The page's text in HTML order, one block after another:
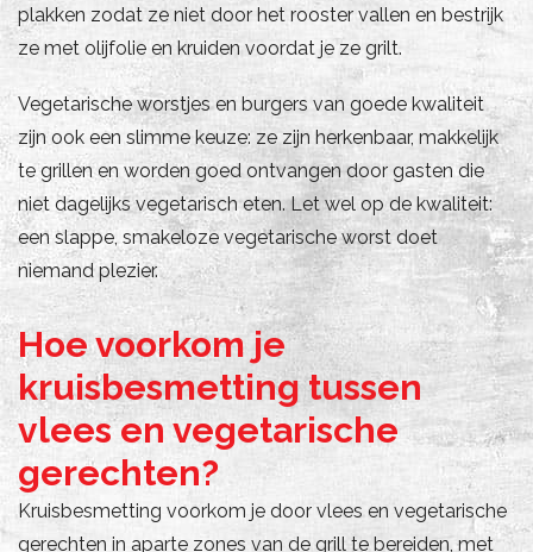
plakken zodat ze niet door het rooster vallen en bestrijk
ze met olijfolie en kruiden voordat je ze grilt.
Vegetarische worstjes en burgers van goede kwaliteit
zijn ook een slimme keuze: ze zijn herkenbaar, makkelijk
te grillen en worden goed ontvangen door gasten die
niet dagelijks vegetarisch eten. Let wel op de kwaliteit:
een slappe, smakeloze vegetarische worst doet
niemand plezier.
Hoe voorkom je
kruisbesmetting tussen
vlees en vegetarische
gerechten?
Kruisbesmetting voorkom je door vlees en vegetarische
gerechten in aparte zones van de grill te bereiden, met